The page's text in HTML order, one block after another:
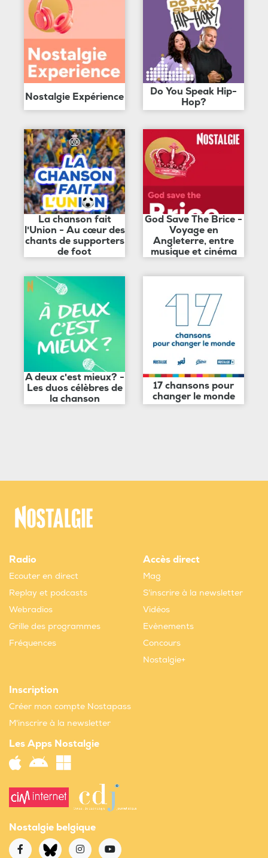
Nostalgie Expérience
Do You Speak Hip-
Hop?
La chanson fait
l'Union - Au cœur des
chants de supporters
de foot
God Save The Brice -
Voyage en
Angleterre, entre
musique et cinéma
A deux c'est mieux? -
Les duos célèbres de
la chanson
17 chansons pour
changer le monde
Radio
Ecouter en direct
Replay et podcasts
Webradios
Grille des programmes
Fréquences
Accès direct
Mag
S'inscrire à la newsletter
Vidéos
Evènements
Concours
Nostalgie+
Inscription
Créer mon compte Nostapass
M'inscrire à la newsletter
Les Apps Nostalgie
Nostalgie belgique